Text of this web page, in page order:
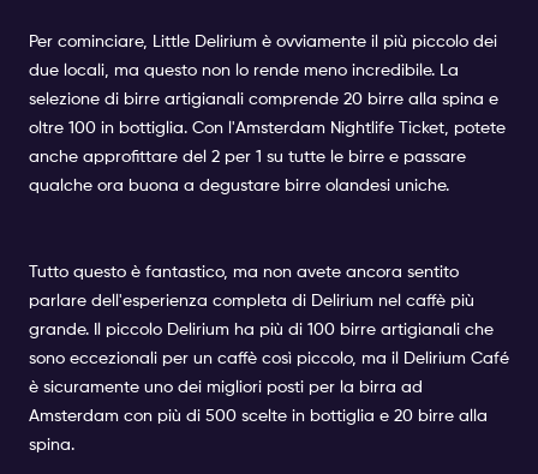
Per cominciare, Little Delirium è ovviamente il più piccolo dei
due locali, ma questo non lo rende meno incredibile. La
selezione di birre artigianali comprende 20 birre alla spina e
oltre 100 in bottiglia. Con l'Amsterdam Nightlife Ticket, potete
anche approfittare del 2 per 1 su tutte le birre e passare
qualche ora buona a degustare birre olandesi uniche.
Tutto questo è fantastico, ma non avete ancora sentito
parlare dell'esperienza completa di Delirium nel caffè più
grande. Il piccolo Delirium ha più di 100 birre artigianali che
sono eccezionali per un caffè così piccolo, ma il Delirium Café
è sicuramente uno dei migliori posti per la birra ad
Amsterdam con più di 500 scelte in bottiglia e 20 birre alla
spina.